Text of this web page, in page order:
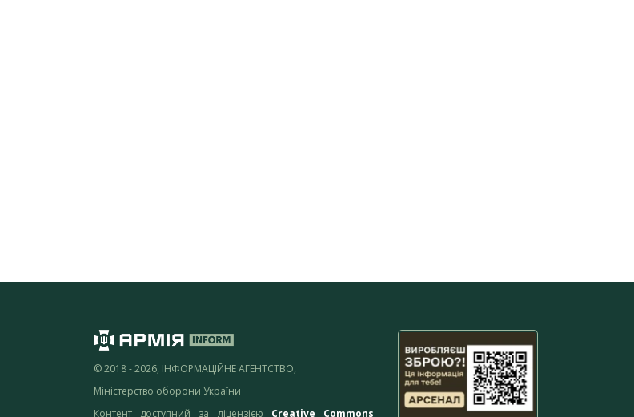
© 2018 - 2026, ІНФОРМАЦІЙНЕ АГЕНТСТВО,
Міністерство оборони України
Контент доступний за ліцензією Creative Commons